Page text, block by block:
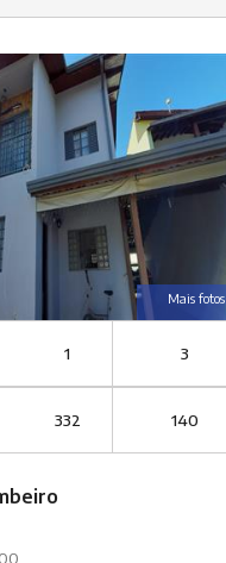
Mais fotos
1 3
332 140